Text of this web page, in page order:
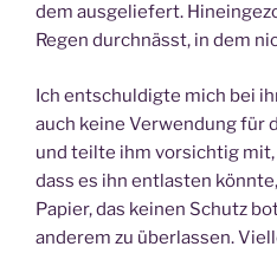
dem ausgeliefert.
Regen durchnässt, in dem
Ich entschuldigte mich bei
auch keine Verwendung für
und teilte ihm vorsichtig mit,
dass es ihn entlasten
Papier, das keinen Schutz
anderem zu überlassen.